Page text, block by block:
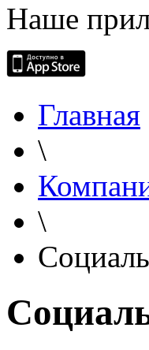
Наше
Главная
\
\